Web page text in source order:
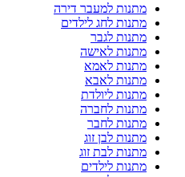
מתנות למעבר דירה
מתנות לחג לילדים
מתנות לגבר
מתנות לאישה
מתנות לאמא
מתנות לאבא
מתנות ליולדת
מתנות לחברה
מתנות לחבר
מתנות לבן זוג
מתנות לבת זוג
מתנות לילדים